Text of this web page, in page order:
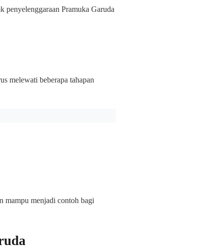
penyelenggaraan Pramuka Garuda
melewati beberapa tahapan
mampu menjadi contoh bagi